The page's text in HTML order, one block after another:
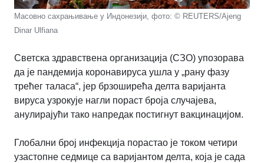
Масовно сахрањивање у Индонезији, фото: © REUTERS/Ajeng
Dinar Ulfiana
Светска здравствена организација (СЗО) упозорава
да је пандемија коронавируса ушла у „рану фазу
трећег таласа“, јер брзоширећа делта варијанта
вируса узрокује нагли пораст броја случајева,
анулирајући тако напредак постигнут вакцинацијом.
Глобални број инфекција порастао је током четири
узастопне седмице са варијантом делта, која је сада